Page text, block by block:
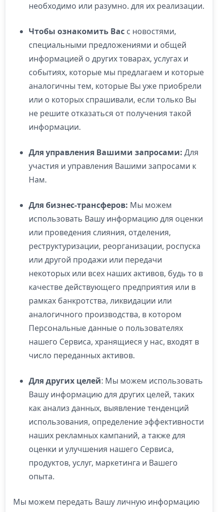
необходимо или разумно. для их реализации.
Чтобы ознакомить Вас с новостями,
специальными предложениями и общей
информацией о других товарах, услугах и
событиях, которые мы предлагаем и которые
аналогичны тем, которые Вы уже приобрели
или о которых спрашивали, если только Вы
не решите отказаться от получения такой
информации.
Для управления Вашими запросами: Для
участия и управления Вашими запросами к
Нам.
Для бизнес-трансферов: Мы можем
использовать Вашу информацию для оценки
или проведения слияния, отделения,
реструктуризации, реорганизации, роспуска
или другой продажи или передачи
некоторых или всех наших активов, будь то в
качестве действующего предприятия или в
рамках банкротства, ликвидации или
аналогичного производства, в котором
Персональные данные о пользователях
нашего Сервиса, хранящиеся у нас, входят в
число переданных активов.
Для других целей: Мы можем использовать
Вашу информацию для других целей, таких
как анализ данных, выявление тенденций
использования, определение эффективности
наших рекламных кампаний, а также для
оценки и улучшения нашего Сервиса,
продуктов, услуг, маркетинга и Вашего
опыта.
Мы можем передать Вашу личную информацию